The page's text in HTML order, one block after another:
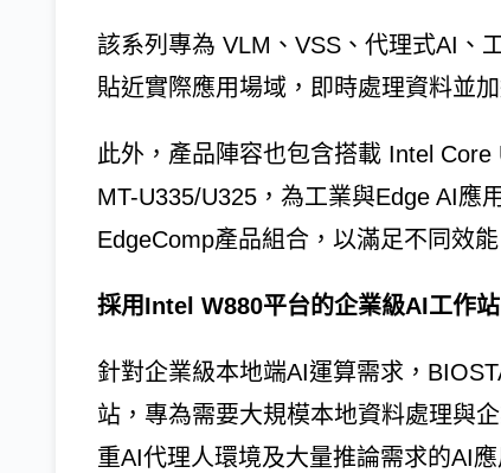
該系列專為 VLM、VSS、代理式AI、
貼近實際應用場域，即時處理資料並
此外，產品陣容也包含搭載 Intel
MT-U335/U325，為工業與Edge AI應
EdgeComp產品組合，以滿足不同效
採用Intel W880平台的企業級AI工作站
針對企業級本地端AI運算需求，
站，專為需要大規模本地資料處理與
重AI代理人環境及大量推論需求的AI